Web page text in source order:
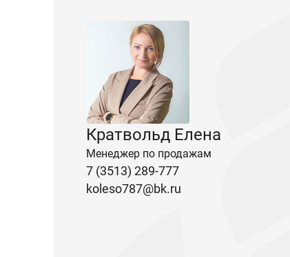
Кратвольд Елена
Менеджер по продажам
7 (3513) 289-777
koleso787@bk.ru